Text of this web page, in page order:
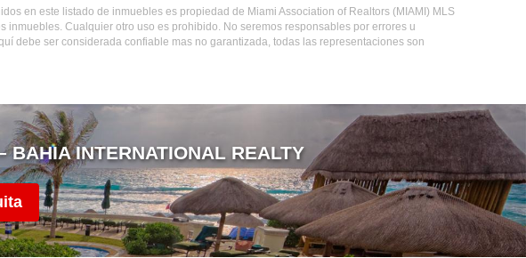
en este listado de inmuebles es propiedad de Miami Association of Realtors (MIAMI) MLS
Cualquier otro uso es prohibido. No seremos responsables por errores u
debe ser considerada confiable mas no garantizada, todas las representaciones son
BAHIA INTERNATIONAL REALTY